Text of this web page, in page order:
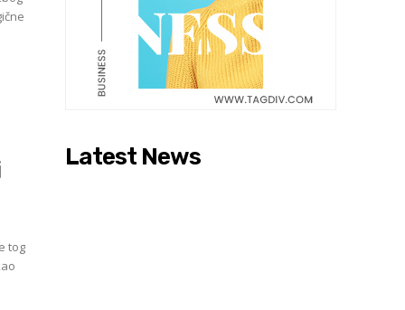
tog
Latest News